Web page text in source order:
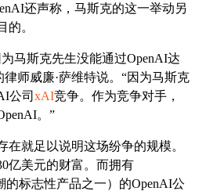
还声称，马斯克的这一举动另
的。
马斯克先生没能通过OpenAI达
师威廉·萨维特说。“因为马斯克
公司 xAI竞争。作为竞争对手，
。”
在就足以说明这场纷争的规模。
亿美元的财富。而拥有
的标志性产品之一）的OpenAI公